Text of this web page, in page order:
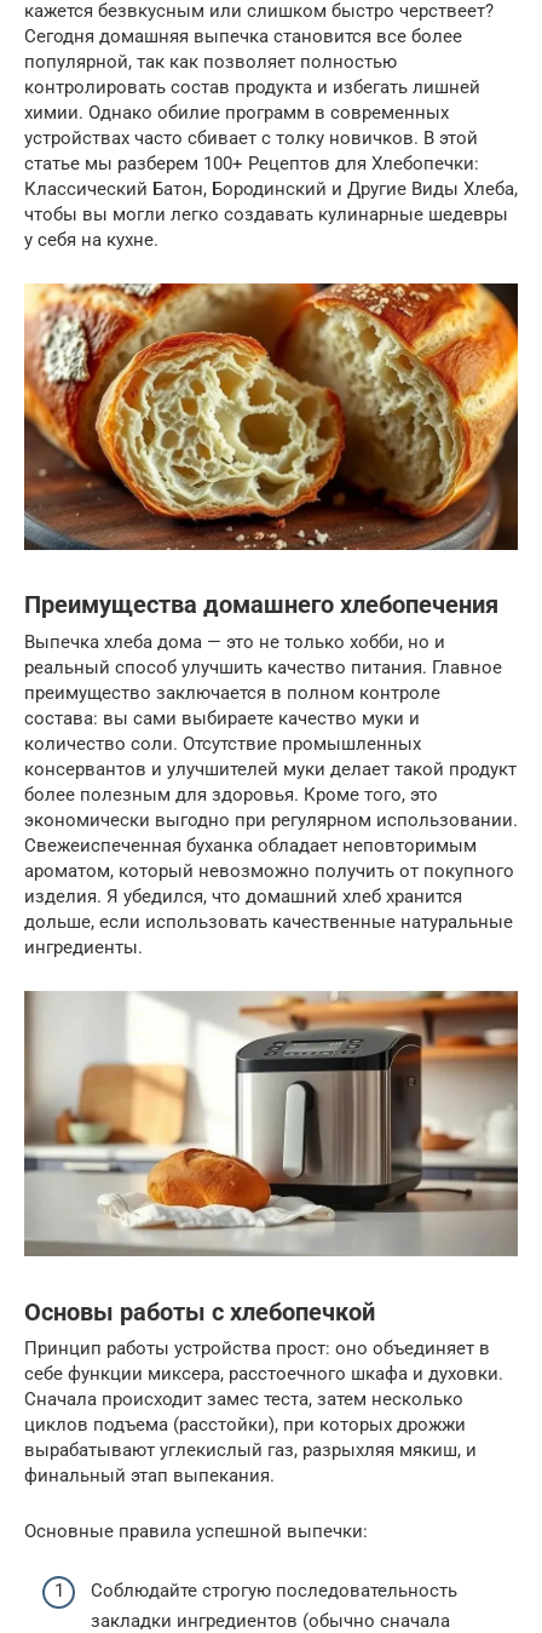
кажется безвкусным или слишком быстро черствеет?
Сегодня домашняя выпечка становится все более
популярной, так как позволяет полностью
контролировать состав продукта и избегать лишней
химии. Однако обилие программ в современных
устройствах часто сбивает с толку новичков. В этой
статье мы разберем 100+ Рецептов для Хлебопечки:
Классический Батон, Бородинский и Другие Виды Хлеба,
чтобы вы могли легко создавать кулинарные шедевры
у себя на кухне.
Преимущества домашнего хлебопечения
Выпечка хлеба дома — это не только хобби, но и
реальный способ улучшить качество питания. Главное
преимущество заключается в полном контроле
состава: вы сами выбираете качество муки и
количество соли. Отсутствие промышленных
консервантов и улучшителей муки делает такой продукт
более полезным для здоровья. Кроме того, это
экономически выгодно при регулярном использовании.
Свежеиспеченная буханка обладает неповторимым
ароматом, который невозможно получить от покупного
изделия. Я убедился, что домашний хлеб хранится
дольше, если использовать качественные натуральные
ингредиенты.
Основы работы с хлебопечкой
Принцип работы устройства прост: оно объединяет в
себе функции миксера, расстоечного шкафа и духовки.
Сначала происходит замес теста, затем несколько
циклов подъема (расстойки), при которых дрожжи
вырабатывают углекислый газ, разрыхляя мякиш, и
финальный этап выпекания.
Основные правила успешной выпечки:
Соблюдайте строгую последовательность
закладки ингредиентов (обычно сначала